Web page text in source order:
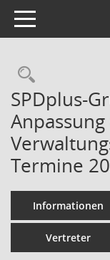
Toggle navigation
SPDplus-
Termine
Informationen
Vertreter